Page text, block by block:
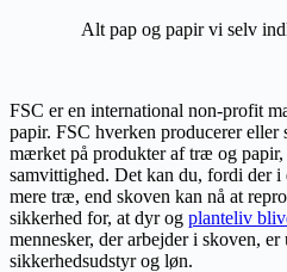
Alt pap og papir vi selv
FSC er en international non-profit
papir. FSC hverken producerer
mærket på produkter af træ og papir,
samvittighed. Det kan du, fordi der
mere træ, end skoven kan nå at
sikkerhed for, at dyr og planteliv
mennesker, der arbejder i skoven,
sikkerhedsudstyr og løn.